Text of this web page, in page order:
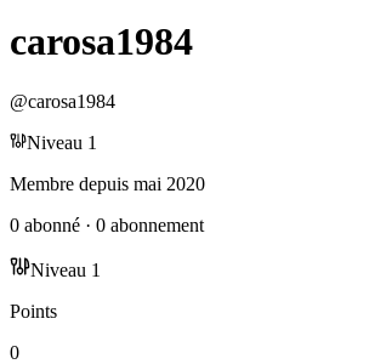
carosa1984
@carosa1984
Niveau 1
Membre depuis mai 2020
0 abonné · 0 abonnement
Niveau 1
Points
0